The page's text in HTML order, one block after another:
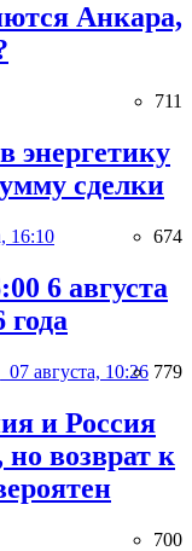
Анкара,
711
энергетику
сделки
16:10 674
6 августа
года
07 августа, 10:26 779
и Россия
возврат к
700